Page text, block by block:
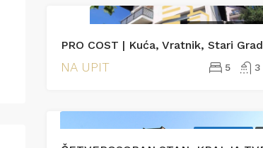
PRO COST | Kuća, Vratnik, Stari Grad
NA UPIT 5 3
Podrinjska
Vranjak